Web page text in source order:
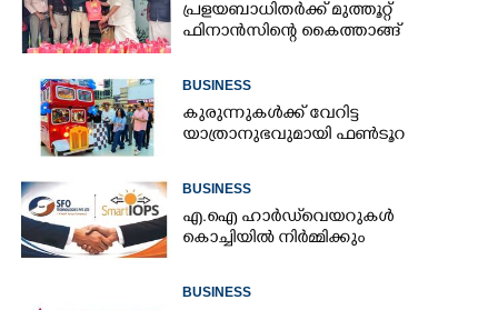
പ്രളയബാധിതർക്ക് മുത്തൂറ്റ്
ഫിനാൻസിന്റെ കൈത്താങ്ങ്
BUSINESS
കുരുന്നുകൾക്ക് വേറിട്ട
യാത്രാനുഭവുമായി ഫൺടൂറ
BUSINESS
എ.ഐ ഹാർഡ്‌വെയറുകൾ
കൊച്ചിയിൽ നിർമ്മിക്കും
BUSINESS